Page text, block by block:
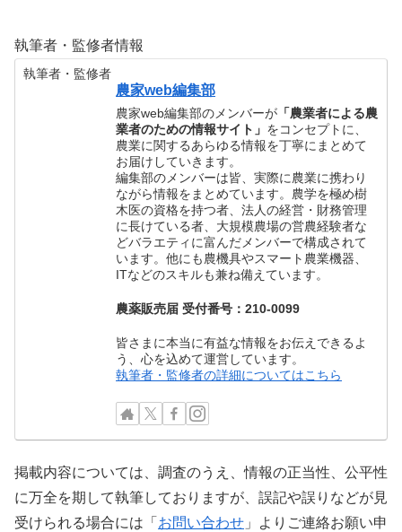
執筆者・監修者情報
執筆者・監修者
農家web編集部
農家web編集部のメンバーが 「農業者による農
業者のための情報サイト」 をコンセプトに、
農業に関するあらゆる情報を丁寧にまとめて
お届けしていきます。
編集部のメンバーは皆、実際に農業に携わり
ながら情報をまとめています。農学を極め樹
木医の資格を持つ者、法人の経営・財務管理
に長けている者、大規模農場の営農経験者な
どバラエティに富んだメンバーで構成されて
います。他にも農機具やスマート農業機器、
ITなどのスキルも兼ね備えています。
農薬販売届 受付番号：210-0099
皆さまに本当に有益な情報をお伝えできるよ
う、心を込めて運営しています。
執筆者・監修者の詳細についてはこちら
掲載内容については、調査のうえ、情報の正当性、公平性
に万全を期して執筆しておりますが、誤記や誤りなどが見
受けられる場合には「 お問い合わせ 」よりご連絡お願い申